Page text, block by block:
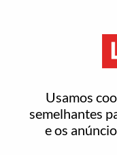
Usamos
semelhantes
e os
Redefinir
Tem certeza